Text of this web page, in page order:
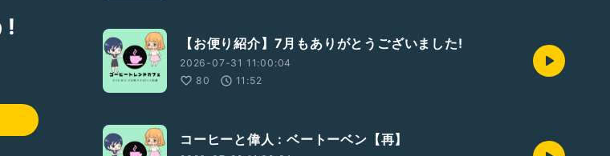
!
【お便り紹介】7月もありがとうございました!
2026-07-31 11:00:04
80
11:52
コーヒーと偉人 : ベートーベン【再】